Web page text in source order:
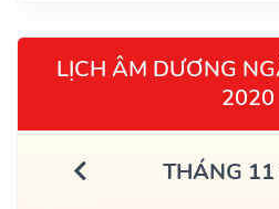
LỊCH ÂM DƯƠNG
2020
THÁNG